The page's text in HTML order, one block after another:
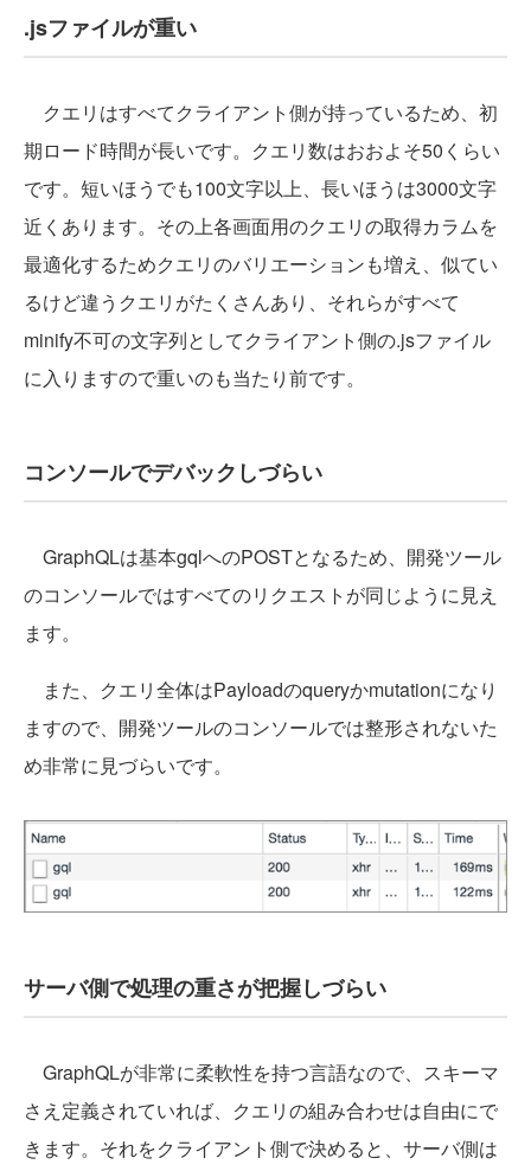
.jsファイルが重い
クエリはすべてクライアント側が持っているため、初
期ロード時間が長いです。クエリ数はおおよそ50くらい
です。短いほうでも100文字以上、長いほうは3000文字
近くあります。その上各画面用のクエリの取得カラムを
最適化するためクエリのバリエーションも増え、似てい
るけど違うクエリがたくさんあり、それらがすべて
minify不可の文字列としてクライアント側の.jsファイル
に入りますので重いのも当たり前です。
コンソールでデバックしづらい
GraphQLは基本gqlへのPOSTとなるため、開発ツール
のコンソールではすべてのリクエストが同じように見え
ます。
また、クエリ全体はPayloadのqueryかmutationになり
ますので、開発ツールのコンソールでは整形されないた
め非常に見づらいです。
サーバ側で処理の重さが把握しづらい
GraphQLが非常に柔軟性を持つ言語なので、スキーマ
さえ定義されていれば、クエリの組み合わせは自由にで
きます。それをクライアント側で決めると、サーバ側は